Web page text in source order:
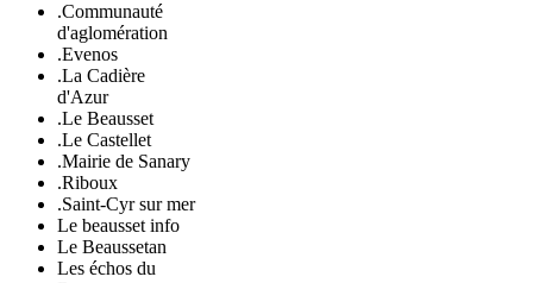
.Communauté
d'aglomération
.Evenos
.La Cadière
d'Azur
.Le Beausset
.Le Castellet
.Mairie de Sanary
.Riboux
.Saint-Cyr sur mer
Le beausset info
Le Beaussetan
Les échos du